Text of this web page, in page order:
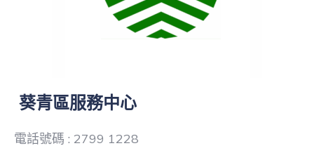
葵青區服務中心
電話號碼 : 2799 1228